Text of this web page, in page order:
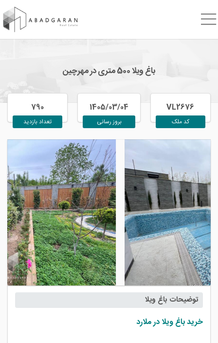
باغ ویلا 500 متری در مهرچین
VL2676
کد ملک
1405/03/04
بروز رسانی
790
تعداد بازدید
توضیحات باغ ویلا
خرید باغ ویلا در ملارد